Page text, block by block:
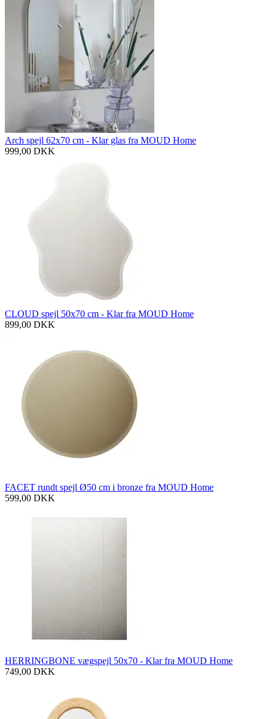
Arch spejl 62x70 cm - Klar glas fra MOUD Home
999,00 DKK
CLOUD spejl 50x70 cm - Klar fra MOUD Home
899,00 DKK
FACET rundt spejl Ø50 cm i bronze fra MOUD Home
599,00 DKK
HERRINGBONE vægspejl 50x70 - Klar fra MOUD Home
749,00 DKK